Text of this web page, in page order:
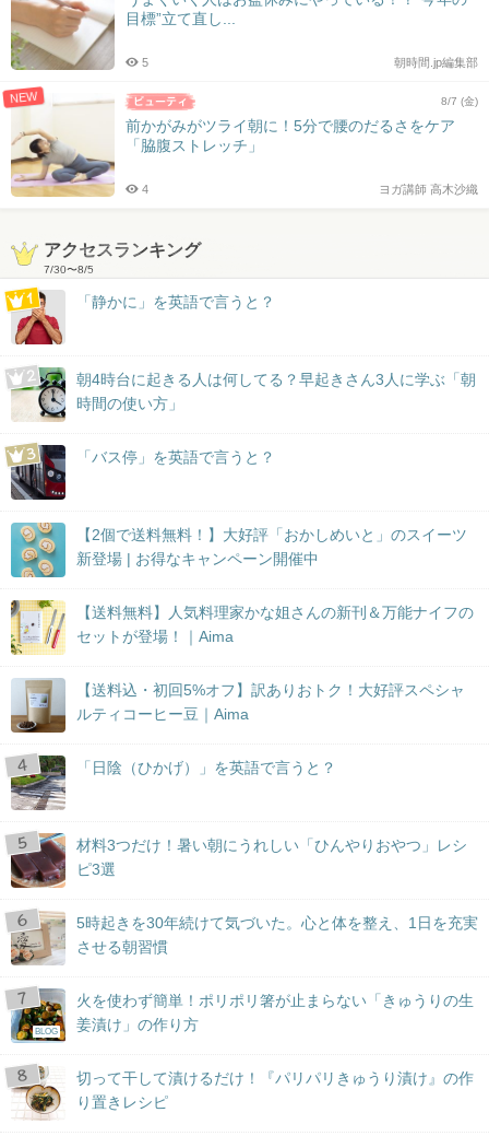
目標”立て直し...
朝時間.jp編集部
5
NEW 8/7 (金)
前かがみがツライ朝に！5分で腰のだるさをケア
「脇腹ストレッチ」
ヨガ講師 高木沙織
4
アクセスランキング
7/30〜8/5
「静かに」を英語で言うと？
朝4時台に起きる人は何してる？早起きさん3人に学ぶ「朝
時間の使い方」
「バス停」を英語で言うと？
【2個で送料無料！】大好評「おかしめいと」のスイーツ
新登場 | お得なキャンペーン開催中
【送料無料】人気料理家かな姐さんの新刊＆万能ナイフの
セットが登場！｜Aima
【送料込・初回5%オフ】訳ありおトク！大好評スペシャ
ルティコーヒー豆｜Aima
「日陰（ひかげ）」を英語で言うと？
材料3つだけ！暑い朝にうれしい「ひんやりおやつ」レシ
ピ3選
5時起きを30年続けて気づいた。心と体を整え、1日を充実
させる朝習慣
BLOG
火を使わず簡単！ポリポリ箸が止まらない「きゅうりの生
姜漬け」の作り方
切って干して漬けるだけ！『パリパリきゅうり漬け』の作
り置きレシピ